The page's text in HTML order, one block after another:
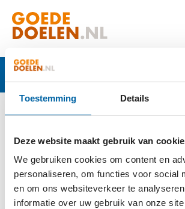
Toestemming Details
Deze website maakt gebruik van
We gebruiken cookies om content en
personaliseren, om functies voor social
en om ons websiteverkeer te
informatie over uw gebruik van onze
Goede doelen
KIDSHARE
DOELSTELLING